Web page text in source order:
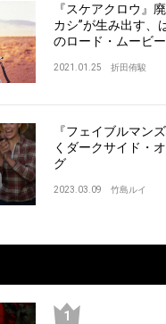
『スケアクロウ』
カシ”が生み出す、
のロード・ムービー
2021.01.25 折田侑駿
『フェイブルマン
くダークサイド・
グ
2023.03.09 竹島ルイ